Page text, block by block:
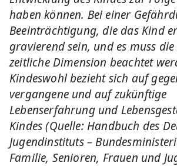
haben können. Bei einer
Beeinträchtigung, die das Kind
gravierend sein, und es muss
zeitliche Dimension beachtet
Kindeswohl bezieht sich auf
vergangene und auf zukünftige
Lebenserfahrung und
Kindes (Quelle: Handbuch des
Jugendinstituts –
Familie, Senioren, Frauen und